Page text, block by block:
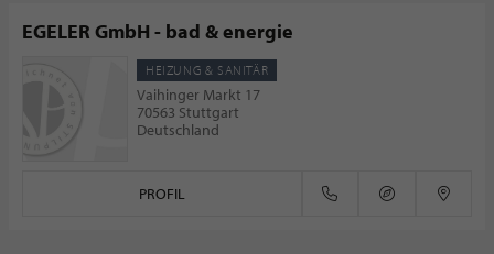
EGELER GmbH - bad & energie
HEIZUNG & SANITÄR
Vaihinger Markt 17
70563 Stuttgart
Deutschland
PROFIL